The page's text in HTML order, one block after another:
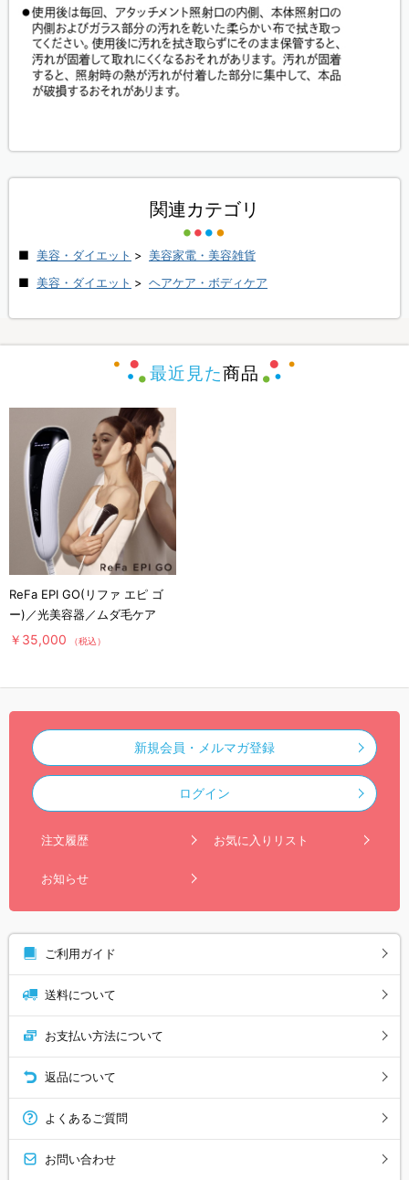
関連カテゴリ
美容・ダイエット > 美容家電・美容雑貨
美容・ダイエット > ヘアケア・ボディケア
最近見た商品
ReFa EPI GO(リファ エピ ゴ
ー)／光美容器／ムダ毛ケア
￥35,000 （税込）
新規会員・メルマガ登録
ログイン
注文履歴 お気に入りリスト
お知らせ
ご利用ガイド
送料について
お支払い方法について
返品について
よくあるご質問
お問い合わせ